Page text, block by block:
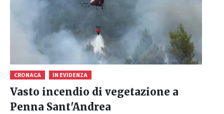
CRONACA IN EVIDENZA
Vasto incendio di vegetazione a
Penna Sant'Andrea